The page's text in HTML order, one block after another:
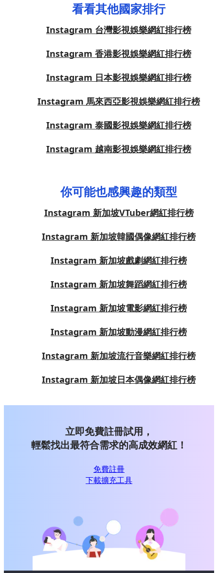
看看其他國家排行
Instagram 台灣影視娛樂網紅排行榜
Instagram 香港影視娛樂網紅排行榜
Instagram 日本影視娛樂網紅排行榜
Instagram 馬來西亞影視娛樂網紅排行榜
Instagram 泰國影視娛樂網紅排行榜
Instagram 越南影視娛樂網紅排行榜
你可能也感興趣的類型
Instagram 新加坡VTuber網紅排行榜
Instagram 新加坡韓國偶像網紅排行榜
Instagram 新加坡戲劇網紅排行榜
Instagram 新加坡舞蹈網紅排行榜
Instagram 新加坡電影網紅排行榜
Instagram 新加坡動漫網紅排行榜
Instagram 新加坡流行音樂網紅排行榜
Instagram 新加坡日本偶像網紅排行榜
立即免費註冊試用，
輕鬆找出最符合需求的高成效網紅！
免費註冊
下載擴充工具